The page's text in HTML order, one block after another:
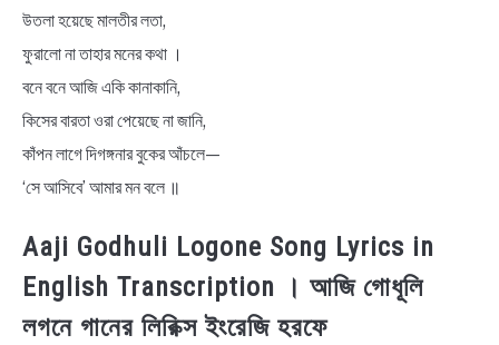
উতলা হয়েছে মালতীর লতা,
ফুরালো না তাহার মনের কথা ।
বনে বনে আজি একি কানাকানি,
কিসের বারতা ওরা পেয়েছে না জানি,
কাঁপন লাগে দিগঙ্গনার বুকের আঁচলে—
‘সে আসিবে’ আমার মন বলে ॥
Aaji Godhuli Logone Song Lyrics in
English Transcription । আজি গোধূলি
লগনে গানের লিরিক্স ইংরেজি হরফে